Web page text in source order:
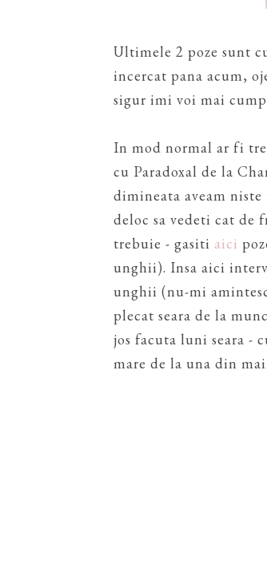
Ultimele 2 poze sunt
incercat pana acum,
sigur imi voi mai
In mod normal ar fi
cu Paradoxal de la
dimineata aveam
deloc sa vedeti cat de
trebuie - gasiti aici
unghii). Insa aici
unghii (nu-mi
plecat seara de la
jos facuta luni seara -
mare de la una din